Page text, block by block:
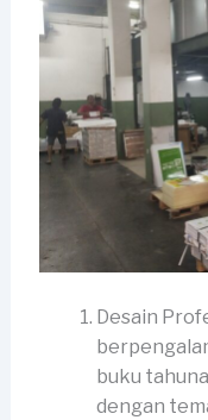
Desain
buku
dengan